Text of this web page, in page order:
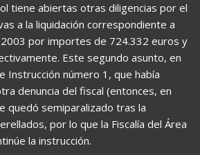
tiene abiertas otras diligencias por el
a la liquidación correspondiente a
por importes de 724.332 euros y
Este segundo asunto, en
Instrucción número 1, que había
denuncia del fiscal (entonces, en
quedó semiparalizado tras la
por lo que la Fiscalía del Área
la instrucción.